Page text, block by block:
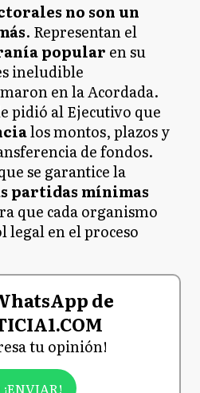
no son un
. Representan el
popular en su
ineludible
en la Acordada.
pidió al Ejecutivo que
los montos, plazos y
de fondos.
se garantice la
partidas mínimas
que cada organismo
legal en el proceso
de
tu opinión!
¡ENVIAR!